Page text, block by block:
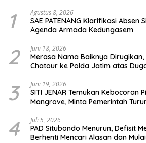
1 Agustus 8, 2026
SAE PATENANG Klarifikasi Absen
Agenda Armada Kedungasem
2 Juni 18, 2026
Merasa Nama Baiknya
Chatour ke Polda Jatim atas
3 Juni 19, 2026
SITI JENAR Temukan Kebocoran
Mangrove, Minta Pemerintah
4 Juli 5, 2026
PAD Situbondo Menurun, Defisit
Berhenti Mencari Alasan dan